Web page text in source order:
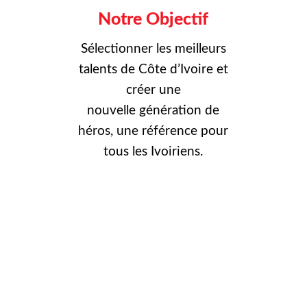
Notre Objectif
Sélectionner les meilleurs
talents de Côte d’Ivoire et
créer une
nouvelle génération de
héros, une référence pour
tous les Ivoiriens.